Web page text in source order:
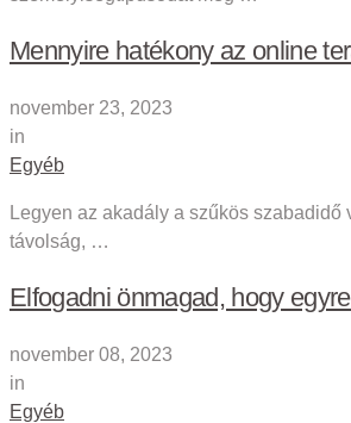
Mennyire hatékony az online
november 23, 2023
in
Egyéb
Legyen az akadály a szűkös szabadidő
távolság, …
Elfogadni önmagad, hogy
november 08, 2023
in
Egyéb